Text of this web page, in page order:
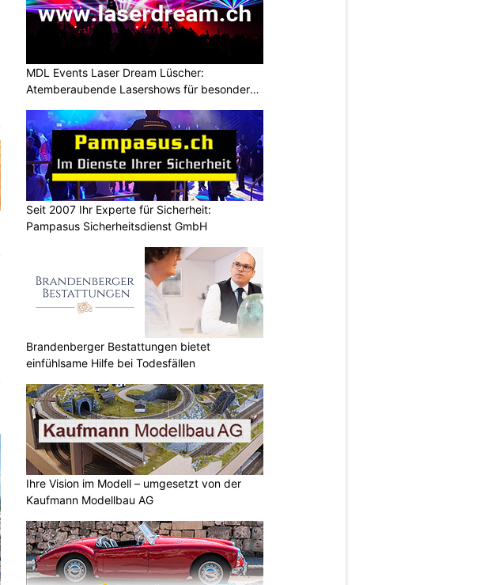
MDL Events Laser Dream Lüscher:
Atemberaubende Lasershows für besondere
Seit 2007 Ihr Experte für Sicherheit:
Pampasus Sicherheitsdienst GmbH
Brandenberger Bestattungen bietet
einfühlsame Hilfe bei Todesfällen
Ihre Vision im Modell – umgesetzt von der
Kaufmann Modellbau AG